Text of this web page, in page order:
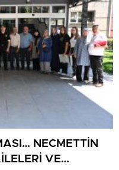
NECMETTİN
VE